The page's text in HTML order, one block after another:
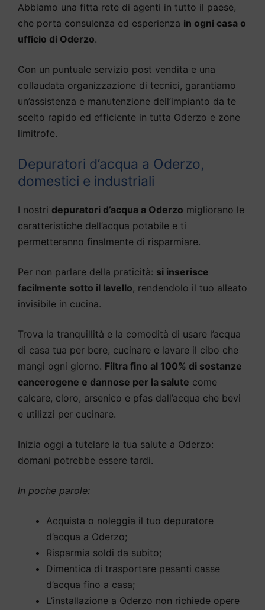
Abbiamo una fitta rete di agenti in tutto il paese,
che porta consulenza ed esperienza in ogni casa o
ufficio di Oderzo.
Con un puntuale servizio post vendita e una
collaudata organizzazione di tecnici, garantiamo
un’assistenza e manutenzione dell’impianto da te
scelto rapido ed efficiente in tutta Oderzo e zone
limitrofe.
Depuratori d’acqua a Oderzo,
domestici e industriali
I nostri depuratori d’acqua a Oderzo migliorano le
caratteristiche dell’acqua potabile e ti
permetteranno finalmente di risparmiare.
Per non parlare della praticità: si inserisce
facilmente sotto il lavello, rendendolo il tuo alleato
invisibile in cucina.
Trova la tranquillità e la comodità di usare l’acqua
di casa tua per bere, cucinare e lavare il cibo che
mangi ogni giorno. Filtra fino al 100% di sostanze
cancerogene e dannose per la salute come
calcare, cloro, arsenico e pfas dall’acqua che bevi
e utilizzi per cucinare.
Inizia oggi a tutelare la tua salute a Oderzo:
domani potrebbe essere tardi.
In poche parole:
Acquista o noleggia il tuo depuratore
d’acqua a Oderzo;
Risparmia soldi da subito;
Dimentica di trasportare pesanti casse
d’acqua fino a casa;
L’installazione a Oderzo non richiede opere